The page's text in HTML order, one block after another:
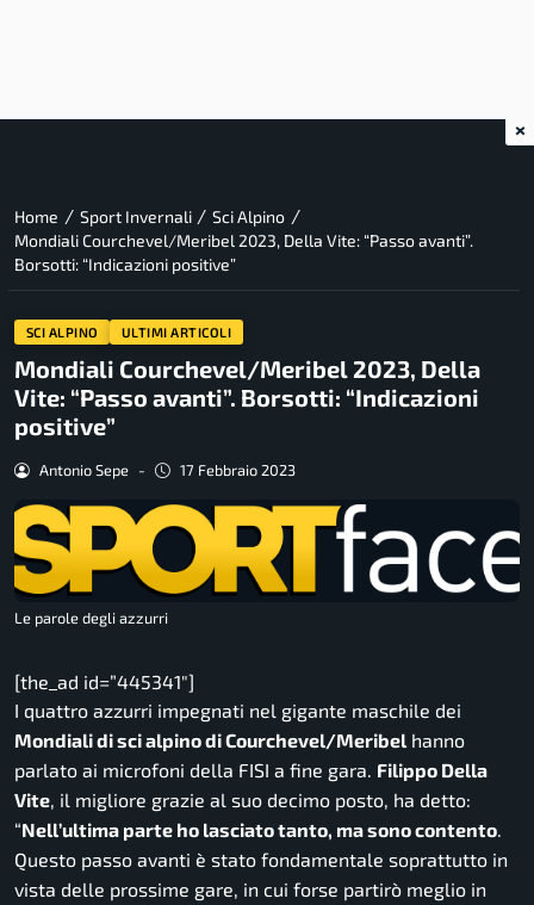
Home / Sport Invernali / Sci Alpino /
Mondiali Courchevel/Meribel 2023, Della Vite: “Passo avanti”.
Borsotti: “Indicazioni positive”
SCI ALPINO ULTIMI ARTICOLI
Mondiali Courchevel/Meribel 2023, Della
Vite: “Passo avanti”. Borsotti: “Indicazioni
positive”
Antonio Sepe - 17 Febbraio 2023
Le parole degli azzurri
[the_ad id=”445341″]
I quattro azzurri impegnati nel gigante maschile dei
Mondiali di sci alpino di Courchevel/Meribel hanno
parlato ai microfoni della FISI a fine gara. Filippo Della
Vite , il migliore grazie al suo decimo posto, ha detto:
“Nell’ultima parte ho lasciato tanto, ma sono contento
Questo passo avanti è stato fondamentale soprattutto in
vista delle prossime gare, in cui forse partirò meglio in
×